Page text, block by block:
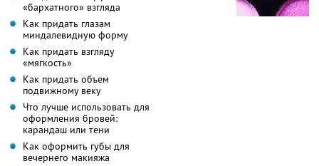
«бархатного» взгляда
Как придать глазам
миндалевидную форму
Как придать взгляду
«мягкость»
Как придать объем
подвижному веку
Что лучше использовать для
оформления бровей:
карандаш или тени
Как оформить губы для
вечернего макияжа